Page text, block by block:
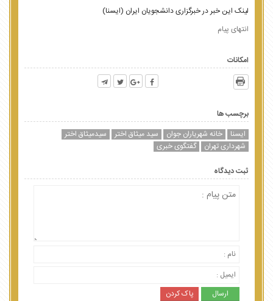
لینک این خبر در خبرگزاری دانشجویان ایران (ایسنا)
انتهای پیام
امکانات
برچسب ها
ایسنا
خانه شهریاران جوان سید میثاق اختر
سیدمیثاق اختر
شهرداری تهران
گفتگوی خبری
ثبت دیدگاه